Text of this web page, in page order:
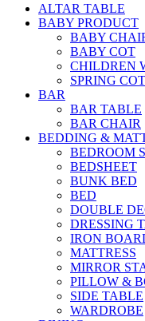
ALTAR TABLE
BABY PRODUCT
BABY
BABY COT
CHILDREN
SPRING COT
BAR
BAR TABLE
BAR CHAIR
BEDDING &
BEDROOM
BEDSHEET
BUNK BED
BED
DOUBLE
DRESSING
IRON
MATTRESS
MIRROR
PILLOW &
SIDE TABLE
WARDROBE